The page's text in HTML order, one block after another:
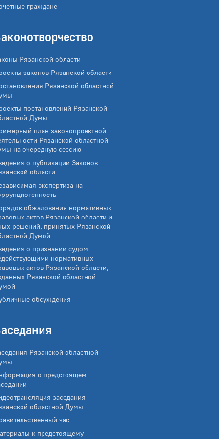
граждане
Рязанской области
законов Рязанской области
Рязанской областной
постановлений Рязанской
Думы
план законопроектной
Рязанской областной
на очередную сессию
о публикации Законов
области
экспертиза на
обжалования нормативных
актов Рязанской области и
решений, принятых Рязанской
Думой
о признании судом
нормативных
актов Рязанской области,
Рязанской областной
обсуждения
Рязанской областной
о предстоящем
заседания
областной Думы
час
к предстоящему